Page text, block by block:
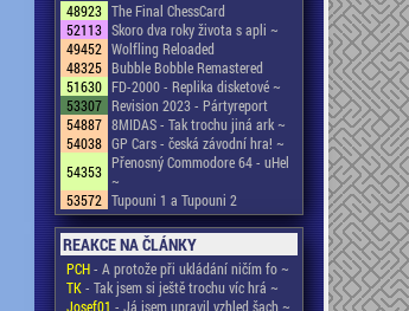
48923 The Final ChessCard
52113 Skoro dva roky života s apli ~
49452 Wolfling Reloaded
48325 Bubble Bobble Remastered
51630 FD-2000 - Replika disketové ~
53307 Revision 2023 - Pártyreport
54887 8MIDAS - Tak trochu jiná ark ~
54038 GP Cars - česká závodní hra! ~
54353 Přenosný Commodore 64 - uHel
~
53572 Tupouni 1 a Tupouni 2
REAKCE NA ČLÁNKY
PCH- A protože při ukládání ničím fo ~
TK- Tak jsem si ještě trochu víc hrá ~
Josef01 - Já jsem upravil vzhled šach ~